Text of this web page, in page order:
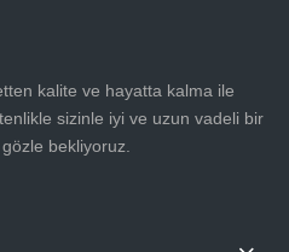
kalite ve hayatta kalma ile
sizinle iyi ve uzun vadeli bir
bekliyoruz.